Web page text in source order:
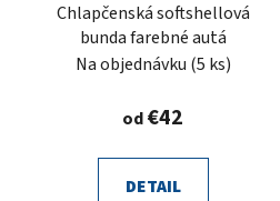
Chlapčenská softshellová
bunda farebné autá
Na objednávku (5 ks)
od€42
DETAIL